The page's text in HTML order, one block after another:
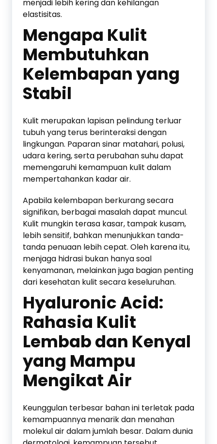
menjadi lebih kering dan kehilangan
elastisitas.
Mengapa Kulit
Membutuhkan
Kelembapan yang
Stabil
Kulit merupakan lapisan pelindung terluar
tubuh yang terus berinteraksi dengan
lingkungan. Paparan sinar matahari, polusi,
udara kering, serta perubahan suhu dapat
memengaruhi kemampuan kulit dalam
mempertahankan kadar air.
Apabila kelembapan berkurang secara
signifikan, berbagai masalah dapat muncul.
Kulit mungkin terasa kasar, tampak kusam,
lebih sensitif, bahkan menunjukkan tanda-
tanda penuaan lebih cepat. Oleh karena itu,
menjaga hidrasi bukan hanya soal
kenyamanan, melainkan juga bagian penting
dari kesehatan kulit secara keseluruhan.
Hyaluronic Acid:
Rahasia Kulit
Lembab dan Kenyal
yang Mampu
Mengikat Air
Keunggulan terbesar bahan ini terletak pada
kemampuannya menarik dan menahan
molekul air dalam jumlah besar. Dalam dunia